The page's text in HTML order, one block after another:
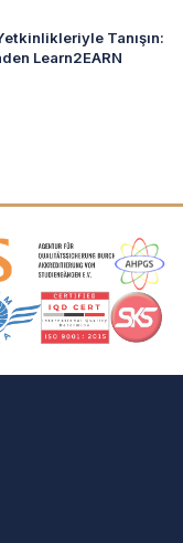
Tanışın:
Learn2EARN